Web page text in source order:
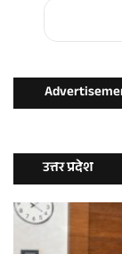
उत्तर प्रदेश